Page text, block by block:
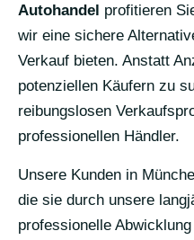
Autohandel profitieren
wir eine sichere
Verkauf bieten. Anstatt
potenziellen Käufern zu
reibungslosen
professionellen Händler.
Unsere Kunden in
die sie durch unsere
professionelle